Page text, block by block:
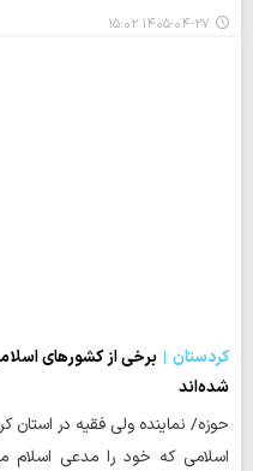
۱۴۰۵-۰۴-۲۷ ۱۵:۰۲
کردستان
برخی از کشورهای
شده‌اند
حوزه/ نماینده ولی فقیه در استان
اسلامی که خود را مدعی اسلام